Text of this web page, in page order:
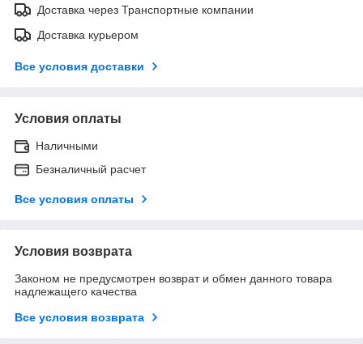
Доставка через Транспортные компании
Доставка курьером
Все условия доставки
Условия оплаты
Наличными
Безналичный расчет
Все условия оплаты
Условия возврата
Законом не предусмотрен возврат и обмен данного товара
надлежащего качества
Все условия возврата